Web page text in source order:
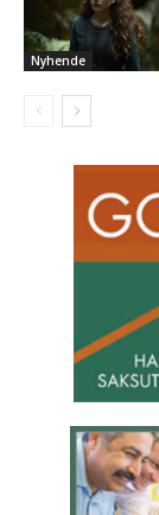
Nyhende